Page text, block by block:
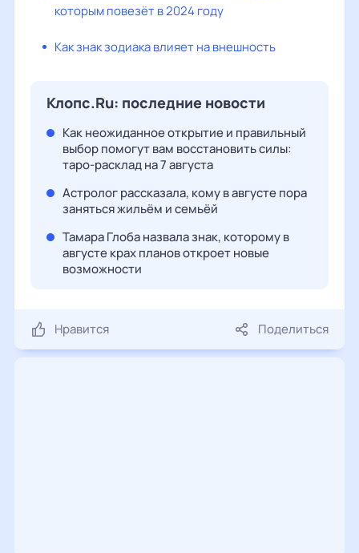
которым повезёт в 2024 году
Как знак зодиака влияет на внешность
Клопс.Ru: последние новости
Как неожиданное открытие и правильный
выбор помогут вам восстановить силы:
таро-расклад на 7 августа
Астролог рассказала, кому в августе пора
заняться жильём и семьёй
Тамара Глоба назвала знак, которому в
августе крах планов откроет новые
возможности
Нравится Поделиться